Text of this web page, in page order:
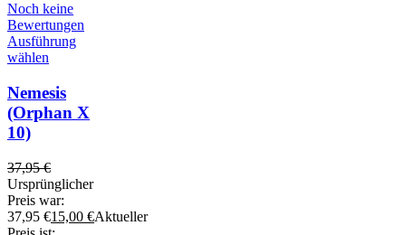
Noch keine
Bewertungen
Ausführung
wählen
Nemesis
(Orphan X
10)
37,95€
Ursprünglicher
Preis war:
37,95 €15,00 €Aktueller